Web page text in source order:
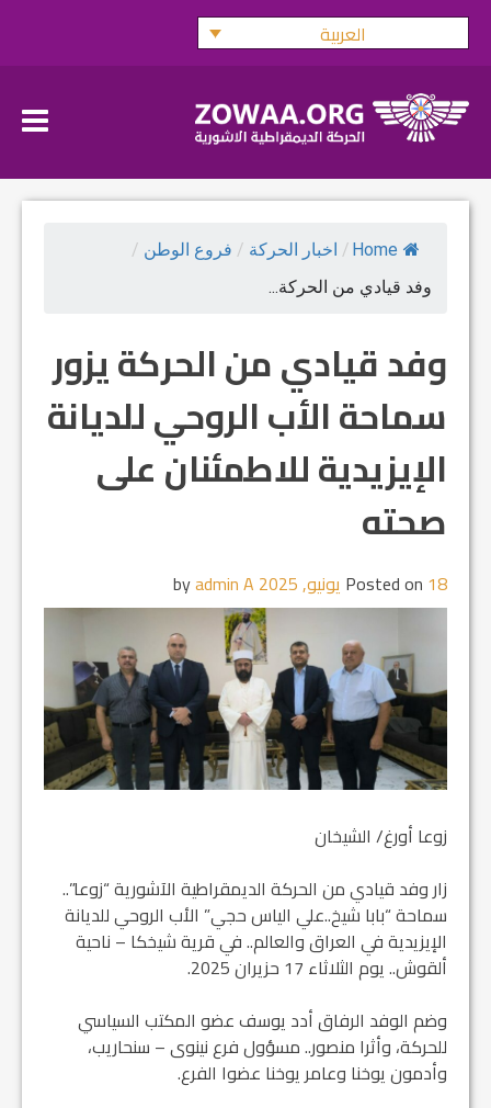
Skip
العربية
Home
/ اخبار الحركة / فروع الوطن /
وفد قيادي من الحركة...
وفد قيادي من الحركة يزور
سماحة الأب الروحي للديانة
الإيزيدية للاطمئنان على
صحته
Posted on 18 يونيو, 2025 admin A
زوعا أورغ/ الشيخان
زار وفد قيادي من الحركة الديمقراطية الآشورية “زوعا”..
سماحة “بابا شيخ..علي الياس حجي” الأب الروحي للديانة
الإيزيدية في العراق والعالم.. في قرية شيخكا – ناحية
ألقوش.. يوم الثلاثاء 17 حزيران 2025.
وضم الوفد الرفاق أدد يوسف عضو المكتب السياسي
للحركة، وأثرا منصور.. مسؤول فرع نينوى – سنحاريب،
وأدمون يوخنا وعامر يوخنا عضوا الفرع.